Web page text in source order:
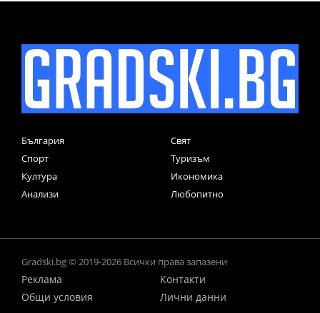
България
Свят
Спорт
Туризъм
Култура
Икономика
Анализи
Любопитно
Gradski.bg © 2019-2026 Всички права запазени
Реклама
Контакти
Общи условия
Лични данни